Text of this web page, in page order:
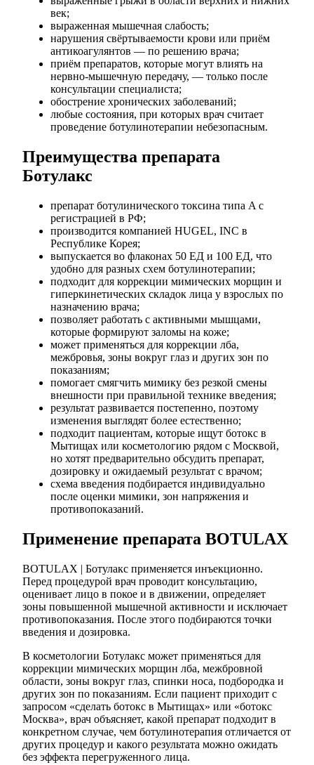
век;
выраженная мышечная слабость;
нарушения свёртываемости крови или приём
антикоагулянтов — по решению врача;
приём препаратов, которые могут влиять на
нервно-мышечную передачу, — только после
консультации специалиста;
обострение хронических заболеваний;
любые состояния, при которых врач считает
проведение ботулинотерапии небезопасным.
Преимущества препарата
Ботулакс
препарат ботулинического токсина типа A с
регистрацией в РФ;
производится компанией HUGEL, INC в
Республике Корея;
выпускается во флаконах 50 ЕД и 100 ЕД, что
удобно для разных схем ботулинотерапии;
подходит для коррекции мимических морщин и
гиперкинетических складок лица у взрослых по
назначению врача;
позволяет работать с активными мышцами,
которые формируют заломы на коже;
может применяться для коррекции лба,
межбровья, зоны вокруг глаз и других зон по
показаниям;
помогает смягчить мимику без резкой смены
внешности при правильной технике введения;
результат развивается постепенно, поэтому
изменения выглядят более естественно;
подходит пациентам, которые ищут ботокс в
Мытищах или косметологию рядом с Москвой,
но хотят предварительно обсудить препарат,
дозировку и ожидаемый результат с врачом;
схема введения подбирается индивидуально
после оценки мимики, зон напряжения и
противопоказаний.
Применение препарата BOTULAX
BOTULAX | Ботулакс применяется инъекционно.
Перед процедурой врач проводит консультацию,
оценивает лицо в покое и в движении, определяет
зоны повышенной мышечной активности и исключает
противопоказания. После этого подбираются точки
введения и дозировка.
В косметологии Ботулакс может применяться для
коррекции мимических морщин лба, межбровной
области, зоны вокруг глаз, спинки носа, подбородка и
других зон по показаниям. Если пациент приходит с
запросом «сделать ботокс в Мытищах» или «ботокс
Москва», врач объясняет, какой препарат подходит в
конкретном случае, чем ботулинотерапия отличается от
других процедур и какого результата можно ожидать
без эффекта перегруженного лица.